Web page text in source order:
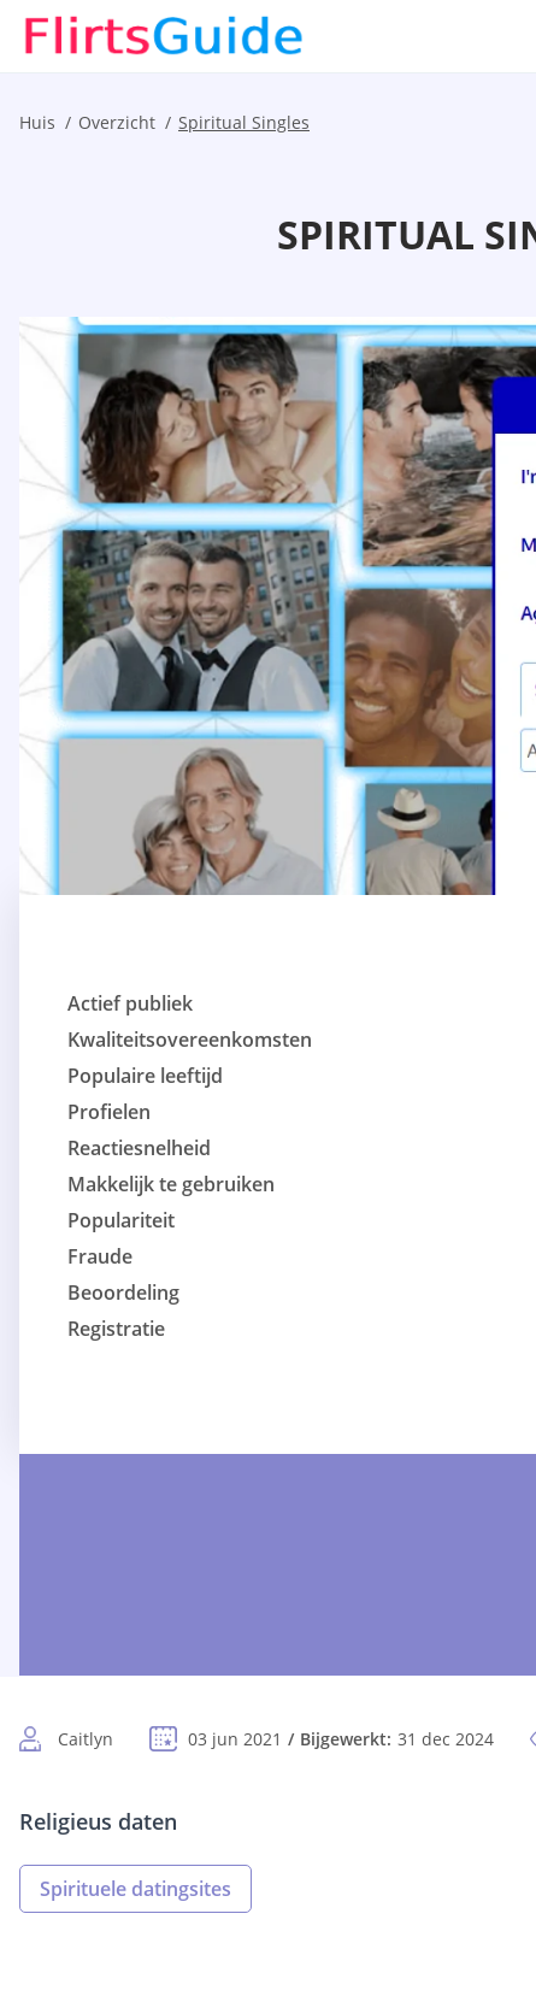
Huis Overzicht Spiritual Singles
SPIRITUAL
Actief publiek
Kwaliteitsovereenkomsten
Populaire leeftijd
Profielen
Reactiesnelheid
Makkelijk te gebruiken
Populariteit
Fraude
Beoordeling
Registratie
Caitlyn 03 jun 2021 Bijgewerkt: 31 dec 2024
Religieus daten
Spirituele datingsites